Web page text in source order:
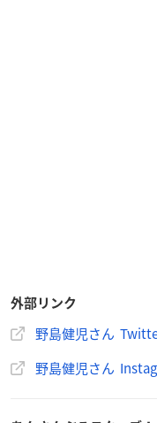
外部リンク
野島健児さん
野島健児さん